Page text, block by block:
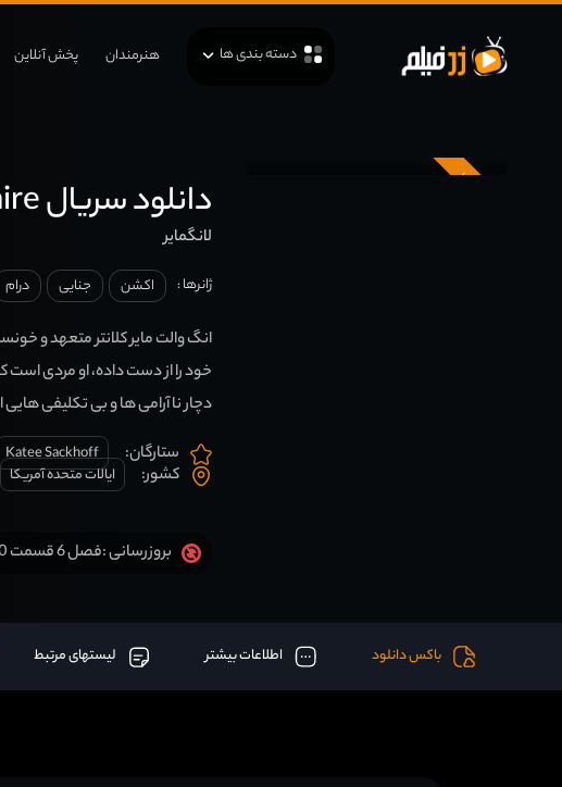
دسته بندی ها هنرمندان پخش آنلاین
زیرنویس دانلود سریال Longmire
لانگمایر
ژانرها : اکشن جنایی درام
خود را از دست داده، او مردی
دچار نا آرامی ها و بی تکلیفی
ستارگان:
Katee Sackhoff
کشور: ایالات متحده آمریکا
بروزرسانی :فصل 6 قسمت 10 آخر اضافه شد
باکس دانلود اطلاعات بیشتر لیستهای مرتبط